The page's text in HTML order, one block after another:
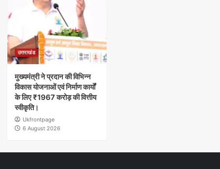
उत्तराखंड
मुख्यमंत्री ने प्रदान की विभिन्न
विकास योजनाओं एवं निर्माण कार्यों
के लिए ₹1967 करोड़ की वित्तीय
स्वीकृति।
Ukfrontpage
6 August 2026